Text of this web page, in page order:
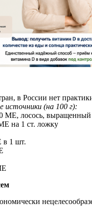
в России нет
источники (на 100 г):
МЕ, лосось,
на 1 ст. ложку
в 1 шт.